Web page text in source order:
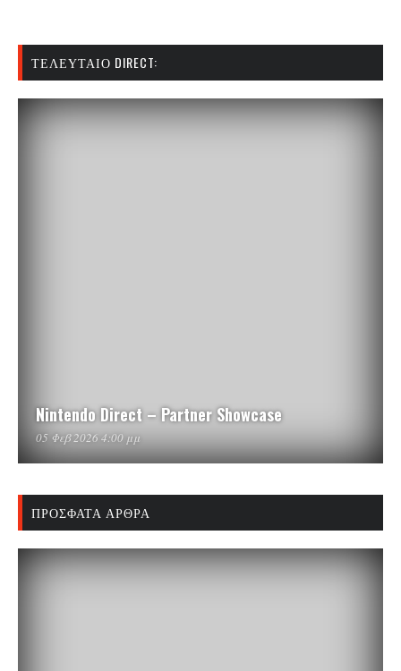
ΤΕΛΕΥΤΑΊΟ DIRECT:
Nintendo Direct – Partner Showcase
05 Φεβ 2026 4:00 μμ
ΠΡΌΣΦΑΤΑ ΆΡΘΡΑ